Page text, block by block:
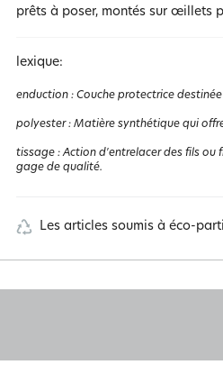
prêts à poser, montés sur œillets
lexique:
enduction : Couche protectrice
polyester: Matière synthétique qui
tissage :Action d'entrelacer des fils ou
gage de qualité.
Les articles soumis à éco-